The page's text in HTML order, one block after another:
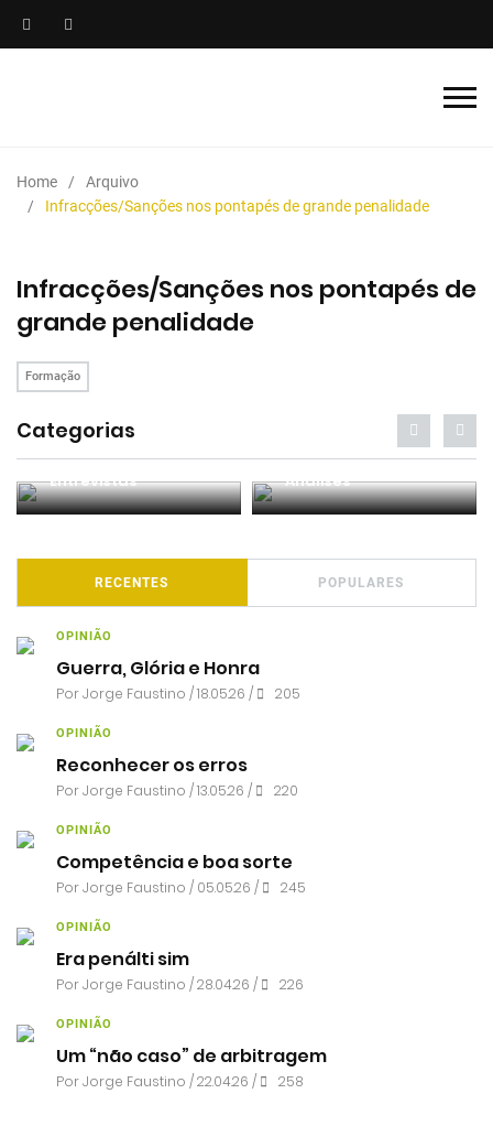
Home
Arquivo
Infracções/Sanções nos pontapés de grande penalidade
Infracções/Sanções nos pontapés de
grande penalidade
Formação
Categorias
Entrevistas Análises
RECENTES POPULARES
OPINIÃO
Guerra, Glória e Honra
PorJorge Faustino / 18.05.26 / 205
OPINIÃO
Reconhecer os erros
PorJorge Faustino / 13.05.26 / 220
OPINIÃO
Competência e boa sorte
PorJorge Faustino / 05.05.26 / 245
OPINIÃO
Era penálti sim
PorJorge Faustino / 28.04.26 / 226
OPINIÃO
Um “não caso” de arbitragem
PorJorge Faustino / 22.04.26 / 258